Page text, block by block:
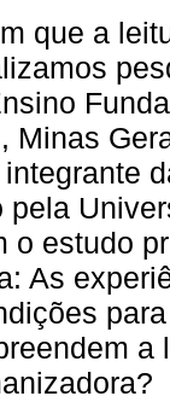
que a
Minas
pela
o estudo
As